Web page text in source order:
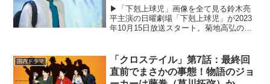
▶︎「下剋上球児」画像を全て見る鈴木亮
平主演の日曜劇場「下剋上球児」が2023
年10月15日放送スタート。菊地高弘の
子演出のタッグが帰ってくる。弱小高校
野球部を舞台に繰り...
国内ドラマ
「クロステイル」第7話：最終回
直前でまさかの事態！物語のジョ